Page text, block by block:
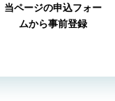
当ページの申込フォー
ムから事前登録